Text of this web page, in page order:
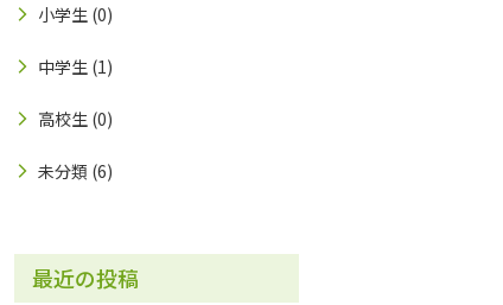
小学生 (0)
中学生 (1)
高校生 (0)
未分類 (6)
最近の投稿